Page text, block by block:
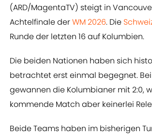
(ARD/MagentaTV) steigt in
Achtelfinale derWM 2026. Die
Runde der letzten 16 auf Kolumbien.
Die beiden Nationen haben sich
betrachtet erst einmal begegnet. Bei
gewannen die Kolumbianer mit 2:0,
kommende Match aber keinerlei
Beide Teams haben im bisherigen